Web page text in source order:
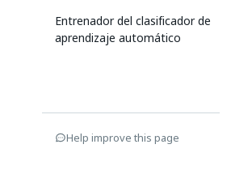
Entrenador del clasificador de
aprendizaje automático
Help improve this page